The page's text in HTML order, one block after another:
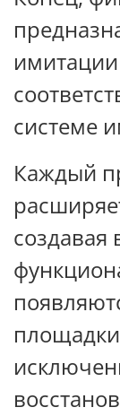
системе
Каждый
создавая